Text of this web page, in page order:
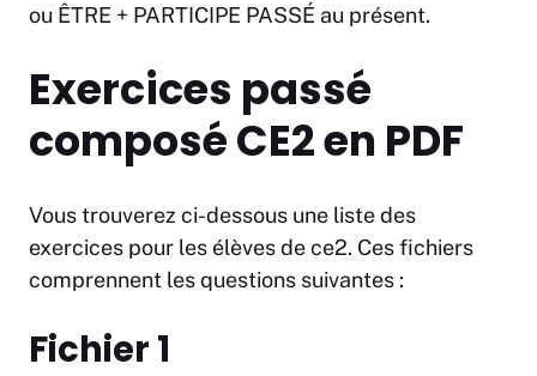
ou ÊTRE + PARTICIPE PASSÉ au présent.
Exercices passé
composé CE2 en PDF
Vous trouverez ci-dessous une liste des
exercices pour les élèves de ce2. Ces fichiers
comprennent les questions suivantes :
Fichier 1